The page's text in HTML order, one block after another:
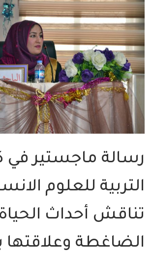
رسالة ماجستير في
التربية للعلوم
تناقش أحداث الحياة
الضاغطة وعلاقتها